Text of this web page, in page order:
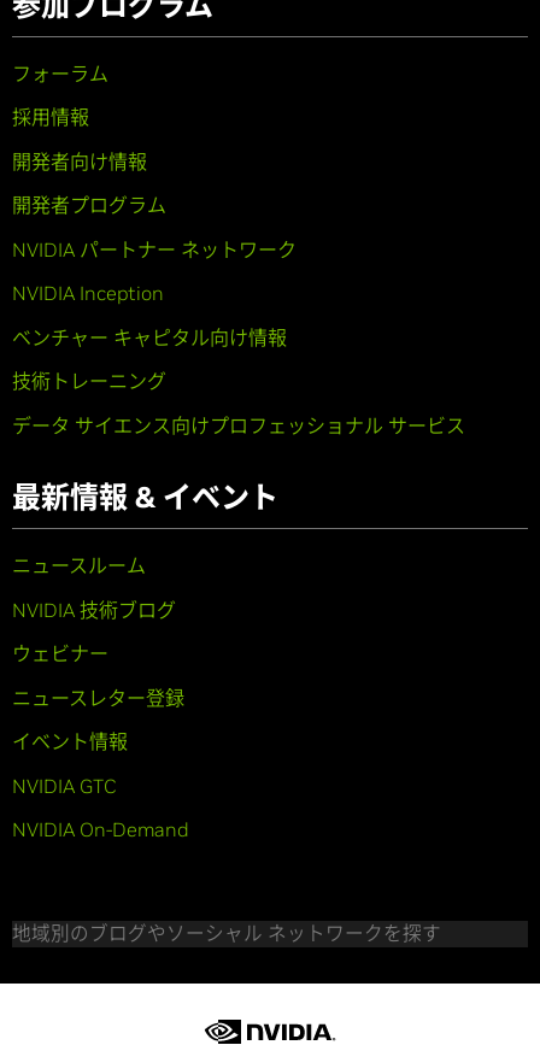
フォーラム
採用情報
開発者向け情報
開発者プログラム
NVIDIA パートナー ネットワーク
NVIDIA Inception
ベンチャー キャピタル向け情報
技術トレーニング
データ サイエンス向けプロフェッショナル サービス
最新情報 & イベント
ニュースルーム
NVIDIA 技術ブログ
ウェビナー
ニュースレター登録
イベント情報
NVIDIA GTC
NVIDIA On-Demand
地域別のブログやソーシャル ネットワークを探す